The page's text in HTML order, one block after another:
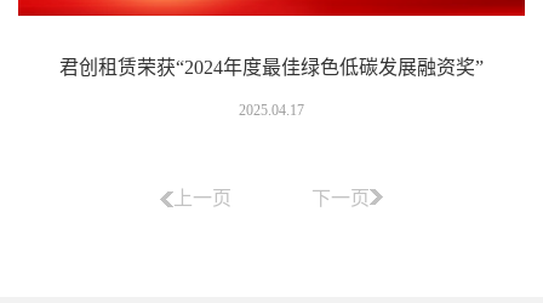
君创租赁荣获“2024年度最佳绿色低碳发展融资奖”
2025.04.17
上一页 下一页